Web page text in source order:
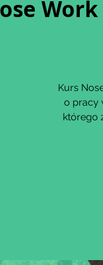
Kurs
o pracy
którego